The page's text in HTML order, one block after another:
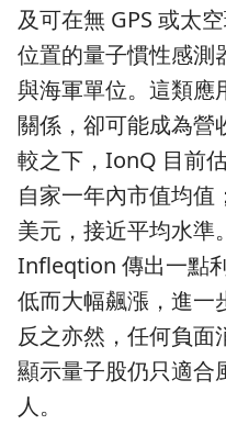
及可在無 GPS 或太
位置的量子慣性感測
與海軍單位。這類應
關係，卻可能成為營
較之下，IonQ 目前
自家一年內市值均
美元，接近平均水準
Infleqtion 傳出一點
低而大幅飆漲，進一
反之亦然，任何負面
顯示量子股仍只適合
人。